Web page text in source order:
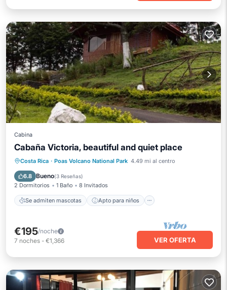
Cabina
Cabaña Victoria, beautiful and quiet place
Costa Rica · Poas Volcano National Park 4.49 mi al centro
6.8 Bueno(3 Reseñas)
2 Dormitorios 1 Baño 8 Invitados
Se admiten mascotas Apto para niños
Se admiten mascotas
Apto para niños
Zona para fumadores designada
€195/noche
7 noches - €1,366 VER OFERTA